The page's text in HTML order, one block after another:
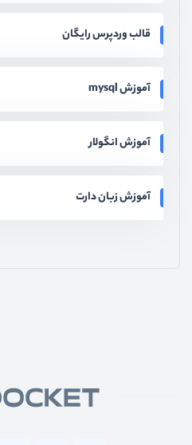
قالب وردپرس رایگان
آموزش mysql
آموزش انگولار
آموزش زبان دارت